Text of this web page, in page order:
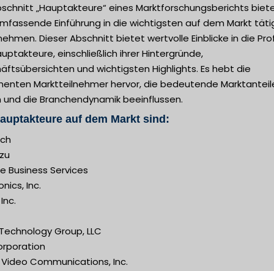
„Hauptakteure“ eines Marktforschungsberichts
Einführung in die wichtigsten auf dem Markt
Dieser Abschnitt bietet wertvolle Einblicke in die
einschließlich ihrer Hintergründe,
und wichtigsten Highlights. Es hebt die
Marktteilnehmer hervor, die bedeutende
die Branchendynamik beeinflussen.
auf dem Markt sind:
Business Services
Inc.
Group, LLC
Communications, Inc.